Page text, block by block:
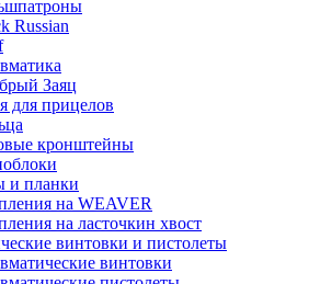
Russian
Заяц
для прицелов
кронштейны
и планки
на WEAVER
на ласточкин хвост
винтовки и пистолеты
винтовки